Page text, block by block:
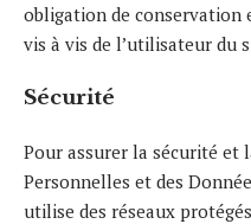
obligation de conservation
vis à vis de l’utilisateur du
Sécurité
Pour assurer la sécurité et
Personnelles et des
utilise des réseaux